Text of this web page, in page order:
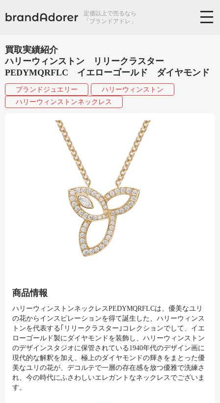
定価以上で売るなら
「ブランドアドレ」
買取実績紹介
ハリーウィンストン リリークラスター
PEDYMQRFLC イエローゴールド ダイヤモンド
ブランドジュエリー
ハリーウィンストン
ハリーウィンストンネックレス
商品情報
ハリーウィンストンネックレスPEDYMQRFLCは、優美なユリ
の花からインスピレーションを得て誕生した、ハリーウィンス
トンを代表する｢リリークラスター｣コレクションでして、イエ
ローゴールド製にダイヤモンドを装飾し、ハリーウィンストン
のデザインスタジオに保管されている1940年代のデザイン画に
現代的な解釈を加え、極上のダイヤモンドの輝きをまとった優
美なユリの花が、デコルテで一層の存在感を放つ優雅で洗練さ
れ、今の時代にふさわしいエレガントなネックレスでございま
す。